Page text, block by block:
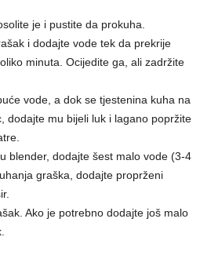
je i pustite da prokuha.
i dodajte vode tek da prekrije
minuta. Ocijedite ga, ali zadržite
vode, a dok se tjestenina kuha na
dodajte mu bijeli luk i lagano popržite
blender, dodajte šest malo vode (3-4
graška, dodajte proprženi
Ako je potrebno dodajte još malo